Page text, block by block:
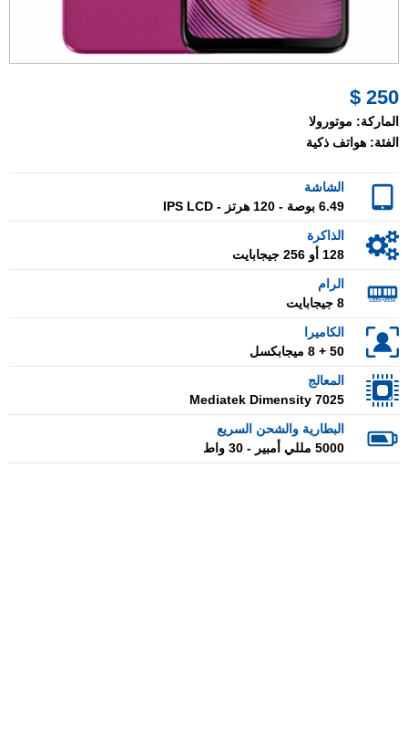
250 $
الماركة: موتورولا
الفئة: هواتف ذكية
الشاشة
6.49 بوصة - 120 هرتز - IPS LCD
الذاكرة
128 أو 256 جيجابايت
الرام
8 جيجابايت
الكاميرا
50 + 8 ميجابكسل
المعالج
Mediatek Dimensity 7025
البطارية والشحن السريع
5000 مللي أمبير - 30 واط